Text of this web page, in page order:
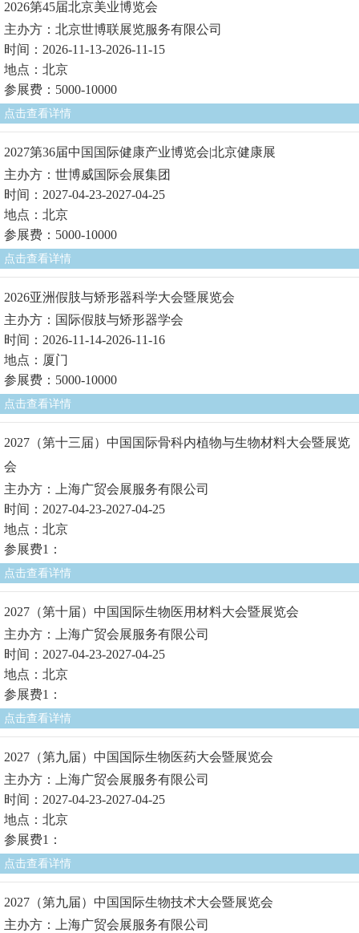
2026第45届北京美业博览会
主办方：北京世博联展览服务有限公司
时间：2026-11-13-2026-11-15
地点：北京
参展费：5000-10000
点击查看详情
2027第36届中国国际健康产业博览会|北京健康展
主办方：世博威国际会展集团
时间：2027-04-23-2027-04-25
地点：北京
参展费：5000-10000
点击查看详情
2026亚洲假肢与矫形器科学大会暨展览会
主办方：国际假肢与矫形器学会
时间：2026-11-14-2026-11-16
地点：厦门
参展费：5000-10000
点击查看详情
2027（第十三届）中国国际骨科内植物与生物材料大会暨展览
会
主办方：上海广贸会展服务有限公司
时间：2027-04-23-2027-04-25
地点：北京
参展费1：
点击查看详情
2027（第十届）中国国际生物医用材料大会暨展览会
主办方：上海广贸会展服务有限公司
时间：2027-04-23-2027-04-25
地点：北京
参展费1：
点击查看详情
2027（第九届）中国国际生物医药大会暨展览会
主办方：上海广贸会展服务有限公司
时间：2027-04-23-2027-04-25
地点：北京
参展费1：
点击查看详情
2027（第九届）中国国际生物技术大会暨展览会
主办方：上海广贸会展服务有限公司